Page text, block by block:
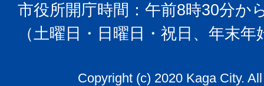
市役所開庁時間：午前8時30分か
（土曜日・日曜日・祝日、年末
Copyright (c) 2020 Kaga City.